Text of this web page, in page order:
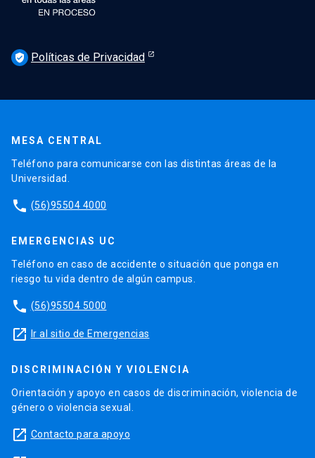
verified_user Políticas de Privacidad
MESA CENTRAL
Teléfono para comunicarse con las distintas áreas de la
Universidad.
phone (56)95504 4000
EMERGENCIAS UC
Teléfono en caso de accidente o situación que ponga en
riesgo tu vida dentro de algún campus.
phone (56)95504 5000
launch Ir al sitio de Emergencias
DISCRIMINACIÓN Y VIOLENCIA
Orientación y apoyo en casos de discriminación, violencia de
género o violencia sexual.
launch Contacto para apoyo